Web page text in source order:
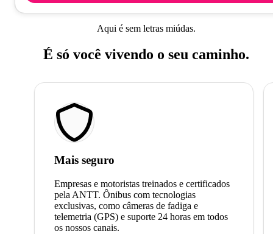
Aqui é sem letras miúdas.
É só você vivendo o seu caminho.
Mais seguro
Empresas e motoristas treinados e certificados
pela ANTT. Ônibus com tecnologias
exclusivas, como câmeras de fadiga e
telemetria (GPS) e suporte 24 horas em todos
os nossos canais.